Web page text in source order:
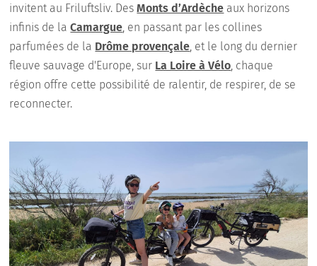
invitent au Friluftsliv. DesMonts d’Ardèche aux horizons
infinis de laCamargue, en passant par les collines
parfumées de la Drôme provençale, et le long du dernier
fleuve sauvage d'Europe, sur La Loire à Vélo, chaque
région offre cette possibilité de ralentir, de respirer, de se
reconnecter.